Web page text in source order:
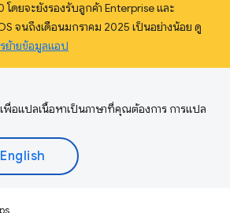
โดยจะยังรองรับลูกค้า Enterprise และ
จนถึงเดือนมกราคม 2025 เป็นอย่างน้อย ดู
ย้ายข้อมูลแอป
พื่อแปลเนื้อหาเป็นภาษาที่คุณต้องการ การแปล